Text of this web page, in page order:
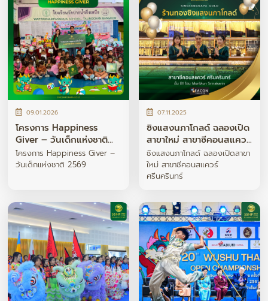
09.01.2026
โครงการ Happiness
Giver – วันเด็กแห่งชาติ
2569
โครงการ Happiness Giver –
วันเด็กแห่งชาติ 2569
07.11.2025
ซิงแสงนภาโกลด์ ฉลองเปิด
สาขาใหม่ สาขาซีคอนสแควร์
ศรีนครินทร์
ซิงแสงนภาโกลด์ ฉลองเปิดสาขา
ใหม่ สาขาซีคอนสแควร์
ศรีนครินทร์